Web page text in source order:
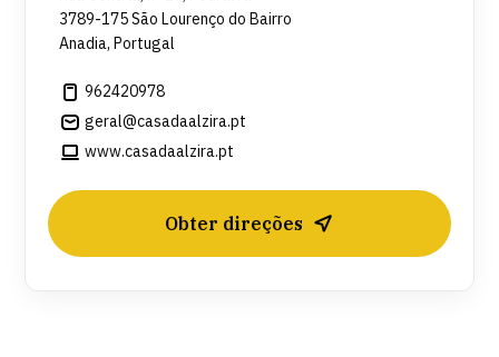
3789-175 São Lourenço do Bairro
Anadia, Portugal
962420978
geral@casadaalzira.pt
www.casadaalzira.pt
Obter direções